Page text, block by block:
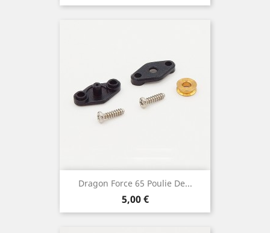
Dragon Force 65 Poulie De...
Prix
5,00 €